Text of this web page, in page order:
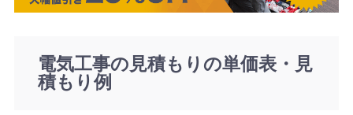
電気工事の見積もりの単価表・見
積もり例